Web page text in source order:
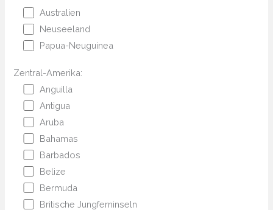
Australien
Neuseeland
Papua-Neuguinea
Zentral-Amerika:
Anguilla
Antigua
Aruba
Bahamas
Barbados
Belize
Bermuda
Britische Jungferninseln